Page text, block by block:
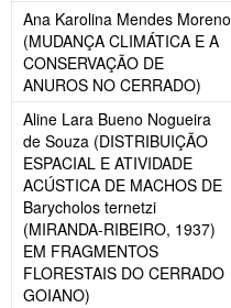
Ana Karolina Mendes Moreno
(MUDANÇA CLIMÁTICA E A
CONSERVAÇÃO DE
ANUROS NO CERRADO)
Aline Lara Bueno Nogueira
de Souza (DISTRIBUIÇÃO
ESPACIAL E ATIVIDADE
ACÚSTICA DE MACHOS DE
Barycholos ternetzi
(MIRANDA-RIBEIRO, 1937)
EM FRAGMENTOS
FLORESTAIS DO CERRADO
GOIANO)